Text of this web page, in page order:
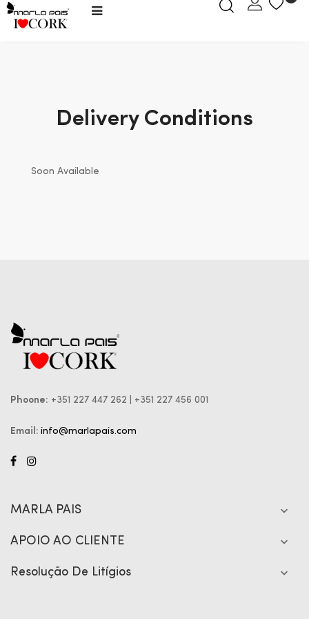
Toggle
☰
Delivery Conditions
Soon Available
Phoone: +351 227 447 262 | +351 227 456 001
Email: info@marlapais.com
MARLA PAIS 
APOIO AO CLIENTE 
Resolução De Litígios 